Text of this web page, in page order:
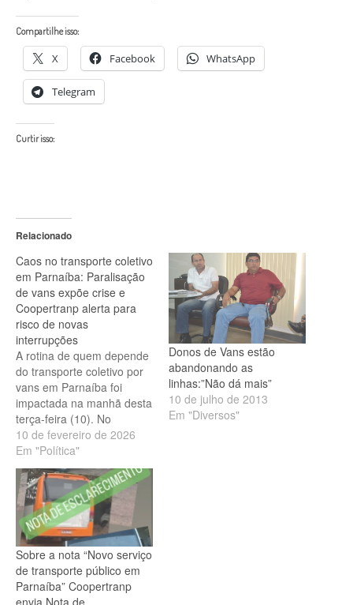
Compartilhe isso:
X Facebook WhatsApp
Telegram
Curtir isso:
Relacionado
Caos no transporte coletivo
em Parnaíba: Paralisação
de vans expõe crise e
Coopertranp alerta para
risco de novas
interrupções
A rotina de quem depende
do transporte coletivo por
vans em Parnaíba foi
impactada na manhã desta
terça-feira (10). No
estacionamento dos
veículos, o cenário era de
paralisação total entre
8h30 e 11h30. A
interrupção, segundo a
Coopertranp, uma das
responsáveis pelo serviço
na cidade, foi uma “parada
técnica” para…
10 de fevereiro de 2026
Em "Política"
Donos de Vans estão
abandonando as
linhas:”Não dá mais”
10 de julho de 2013
Em "Diversos"
Sobre a nota “Novo serviço
de transporte público em
Parnaíba” Coopertranp
envia Nota de